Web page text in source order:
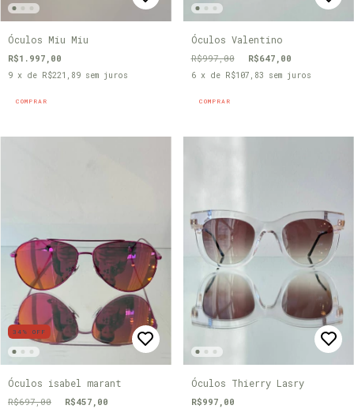
Óculos Miu Miu
R$1.997,00
9 x de R$221,89 sem juros
COMPRAR
Óculos Valentino
R$997,00 R$647,00
6 x de R$107,83 sem juros
COMPRAR
34 % OFF
Óculos isabel marant
R$697,00 R$457,00
Óculos Thierry Lasry
R$997,00